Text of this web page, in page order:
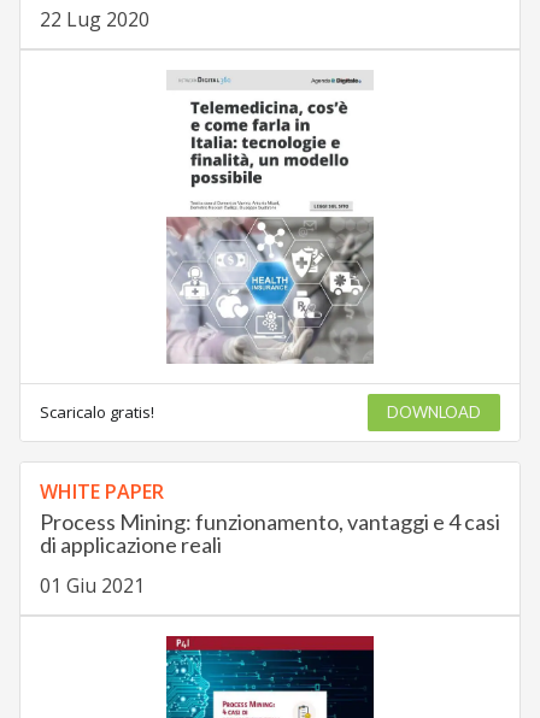
22 Lug 2020
Scaricalo gratis! DOWNLOAD
WHITE PAPER
Process Mining: funzionamento, vantaggi e 4 casi
di applicazione reali
01 Giu 2021